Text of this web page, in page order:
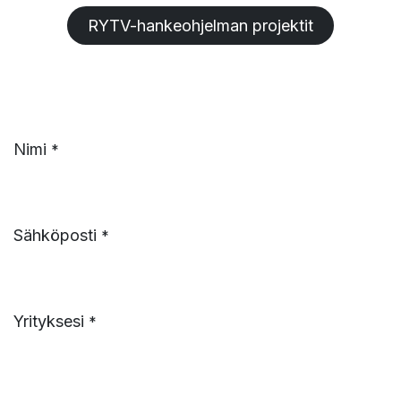
RYTV-hankeohjelman projektit
Nimi *
Sähköposti *
Yrityksesi *